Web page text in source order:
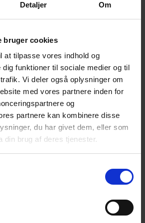
Detaljer Om
bruger cookies
at tilpasse vores indhold og
dig funktioner til sociale medier og til
Vi deler også oplysninger om
med vores partnere inden for
og
partnere kan kombinere disse
du har givet dem, eller som
din brug af deres tjenester.
at evalueringen sker med
parter som Cyklistforbundet,
Dansk Erhverv m.fl. Evalueringen
som negative effekter af
af forbrugs- og over-
analyse af den
cyklister, gående og brugere af
registrerede
kørsel på
af de små
på cykelstien vil kommercielle
andet amerikanske LIME
sig til for de største danske
skal i den forbindelse